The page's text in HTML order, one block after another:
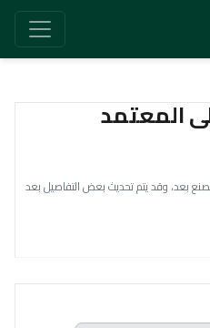
المعتمد
بعد، وقد يتم تحديث بعض التفاصيل بعد